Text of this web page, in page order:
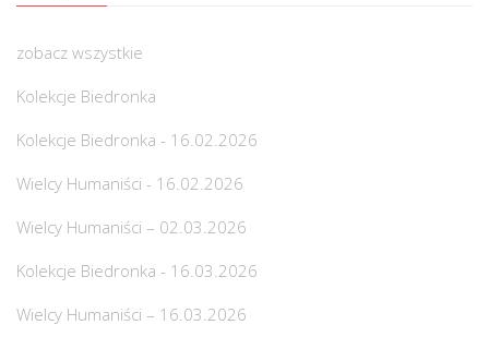
zobacz wszystkie
Kolekcje Biedronka
Kolekcje Biedronka - 16.02.2026
Wielcy Humaniści - 16.02.2026
Wielcy Humaniści – 02.03.2026
Kolekcje Biedronka - 16.03.2026
Wielcy Humaniści – 16.03.2026